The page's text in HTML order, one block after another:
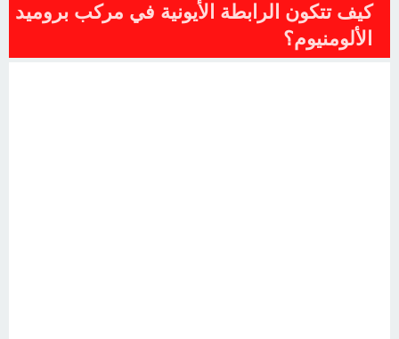
كيف تتكون الرابطة الأيونية في مركب بروميد
الألومنيوم؟